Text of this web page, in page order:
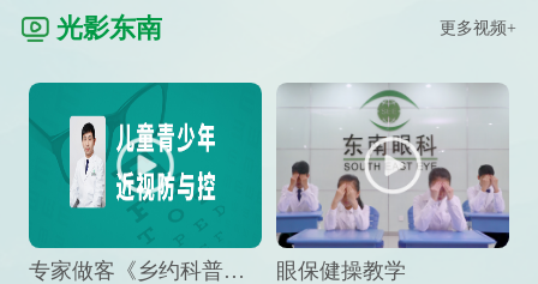
光影东南 更多视频+
专家做客《乡约科普》栏目，预防孩子近视竟然这么“简单” 眼保健操教学